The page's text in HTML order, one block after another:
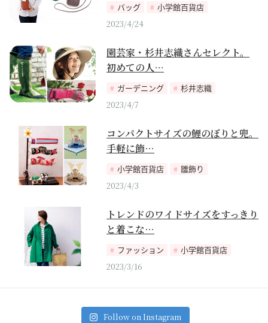
バッグ
小学館百貨店
2023/4/24
園芸家・杉井志織さんセレクト。
初めての人…
ガーデニング
杉井志織
2023/4/7
コンパクトサイズの鯉のぼりと兜。
手軽に飾…
小学館百貨店
雛飾り
2023/4/3
トレンドのワイドサイズをすっきり
と着こな…
ファッション
小学館百貨店
2023/3/16
Follow on Instagram